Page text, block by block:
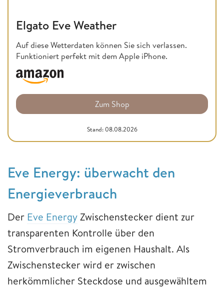
Elgato Eve Weather
Auf diese Wetterdaten können Sie sich verlassen.
Funktioniert perfekt mit dem Apple iPhone.
Zum Shop
Stand: 08.08.2026
Eve Energy: überwacht den
Energieverbrauch
Der Eve EnergyZwischenstecker dient zur
transparenten Kontrolle über den
Stromverbrauch im eigenen Haushalt. Als
Zwischenstecker wird er zwischen
herkömmlicher Steckdose und ausgewähltem